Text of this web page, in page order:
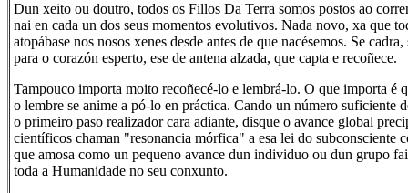
Dun xeito ou doutro, todos os Fillos Da Terra somos postos ao
nai en cada un dos seus momentos evolutivos. Nada novo, xa que
atopábase nos nosos xenes desde antes de que nacésemos. Se
para o corazón esperto, ese de antena alzada, que capta e recoñece.
Tampouco importa moito recoñecé-lo e lembrá-lo. O que importa é
o lembre se anime a pó-lo en práctica. Cando un número suficiente
o primeiro paso realizador cara adiante, disque o avance global
científicos chaman "resonancia mórfica" a esa lei do subconsciente
que amosa como un pequeno avance dun individuo ou dun grupo
toda a Humanidade no seu conxunto.